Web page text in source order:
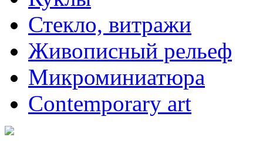
Стекло, витражи
Живописный рельеф
Микроминиатюра
Contemporary art